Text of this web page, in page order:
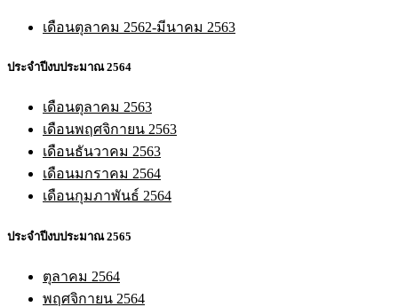
เดือนตุลาคม 2562-มีนาคม 2563
ประจำปีงบประมาณ 2564
เดือนตุลาคม 2563
เดือนพฤศจิกายน 2563
เดือนธันวาคม 2563
เดือนมกราคม 2564
เดือนกุมภาพันธ์ 2564
ประจำปีงบประมาณ 2565
ตุลาคม 2564
พฤศจิกายน 2564